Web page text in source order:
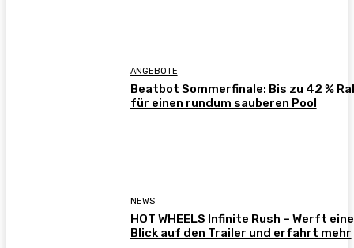
ANGEBOTE
Beatbot Sommerfinale: Bis zu 42 %
für einen rundum sauberen Pool
NEWS
HOT WHEELS Infinite Rush – Werft
Blick auf den Trailer und erfahrt mehr